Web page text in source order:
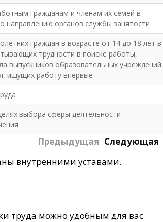
гражданам и членам их семей в
направлению органов службы занятости
граждан в возрасте от 14 до 18 лет в
трудности в поиске работы,
выпускников образовательных учреждений
ищущих работу впервые
выбора сферы деятельности
Предыдущая Следующая
внутренними уставами.
труда можно удобным для вас